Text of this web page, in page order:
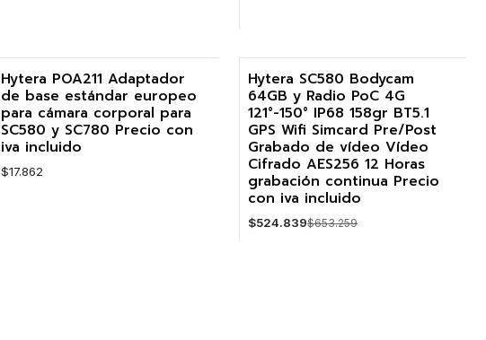
VER DETALLES VER DETALLES
Hytera POA211 Adaptador
de base estándar europeo
para cámara corporal para
SC580 y SC780 Precio con
iva incluido
$17.862
-20%
Agotado
Hytera SC580 Bodycam
64GB y Radio PoC 4G
121°-150° IP68 158gr BT5.1
GPS Wifi Simcard Pre/Post
Grabado de vídeo Vídeo
Cifrado AES256 12 Horas
grabación continua Precio
con iva incluido
$524.839$653.259